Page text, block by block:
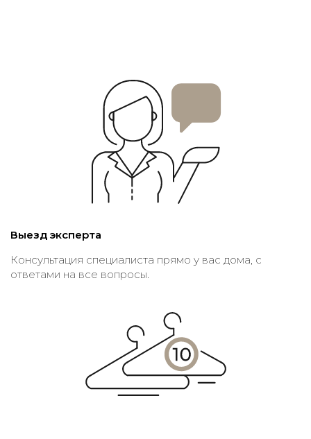
Выезд эксперта
Консультация специалиста прямо у вас дома, с
ответами на все вопросы.